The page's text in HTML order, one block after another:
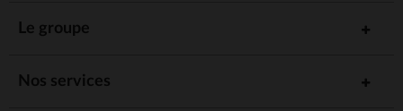
Le groupe
Nos services